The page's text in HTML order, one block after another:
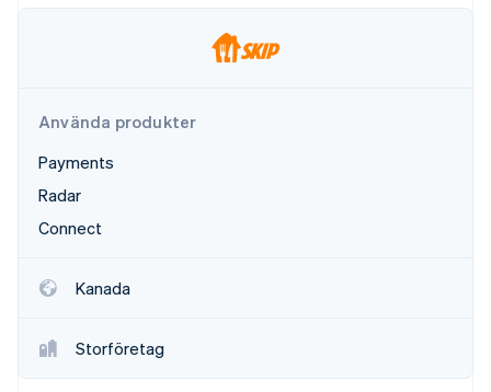
Stripe Sessions 2026
Se hur Stripe bygger den ekonomiska
Titta nu
Använda produkter
Payments
Radar
Connect
Kanada
Storföretag